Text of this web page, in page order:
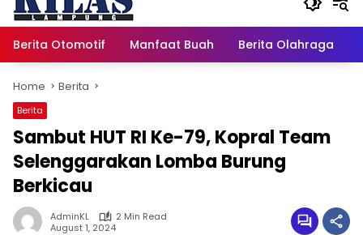
Berita Otomotif Manfaat Buah Berita Olahraga
Home Berita
Berita
Sambut HUT RI Ke-79, Kopral Team
Selenggarakan Lomba Burung
Berkicau
AdminKL
2 Min Read
August 1, 2024